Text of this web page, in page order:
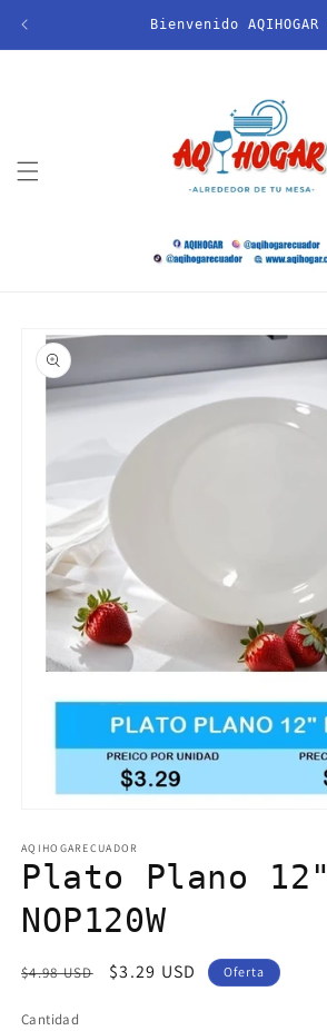
directamente
Bienvenido AQIHOGAR
a la
información
del producto
multimedia
1
en
ventana
modal
AQIHOGARECUADOR
Plato Plano 12"
NOP120W
Precio
$4.98 USD
Precio
$3.29 USD Oferta
Cantidad